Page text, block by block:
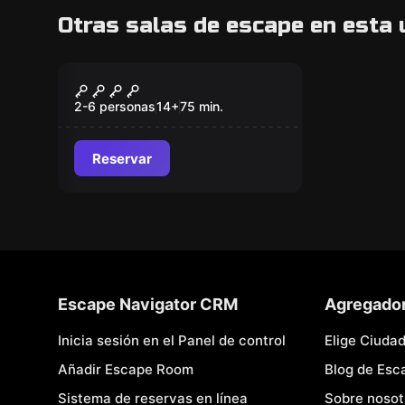
Otras salas de escape en esta
La granja
2-6 personas14+75 min.
Reservar
Escape Navigator CRM
Inicia sesión en el Panel de control
Añadir Escape Room
Sistema de reservas en línea
Elige Ciudad
Blog de
Sobre